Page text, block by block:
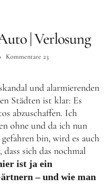
| Verlosung
Kommentare 23
und alarmierenden
Städten ist klar: Es
abzuschaffen. Ich
ohne und da ich nun
bin, wird es auch
sich das nochmal
ist ja ein
– und wie man